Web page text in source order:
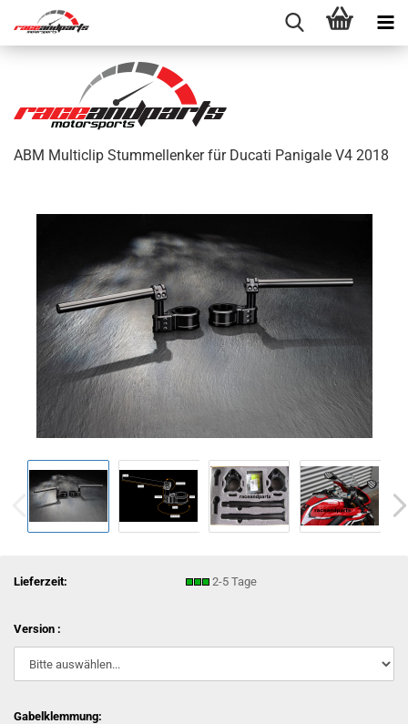
ABM Multiclip Stummellenker für Ducati Panigale V4 2018
Lieferzeit: 2-5 Tage
Version :
Gabelklemmung: